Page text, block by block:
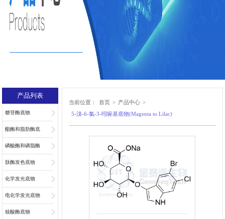
产品列表
糖苷酶底物
酯酶和脂肪酶底
物
磷酸酶和磷脂酶
底物
肽酶发色底物
化学发光底物
电化学发光底物
核酸酶底物
当前位置： 首页 > 产品中心 >
5-溴-6-氯-3-吲哚基底物(Magenta to Lilac)